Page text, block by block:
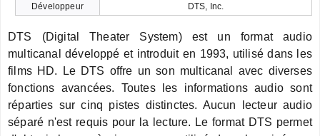
Développeur
DTS, Inc.
DTS (Digital Theater System) est un format audio
multicanal développé et introduit en 1993, utilisé dans les
films HD. Le DTS offre un son multicanal avec diverses
fonctions avancées. Toutes les informations audio sont
réparties sur cinq pistes distinctes. Aucun lecteur audio
séparé n'est requis pour la lecture. Le format DTS permet